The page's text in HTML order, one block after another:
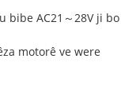
bibe AC21 ～ 28V ji bo
motorê ve were